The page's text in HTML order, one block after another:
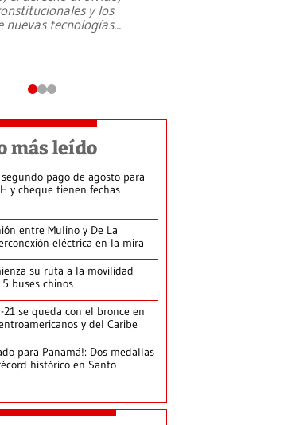
y los
nuevas tecnologías...
más leído
pago de agosto para
y cheque tienen fechas
entre Mulino y De La
eléctrica en la mira
su ruta a la movilidad
buses chinos
21 se queda con el bronce en
y del Caribe
para Panamá!: Dos medallas
histórico en Santo